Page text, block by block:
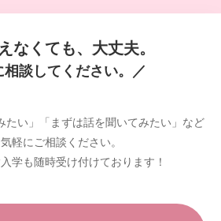
なくても、大丈夫。
相談してください。／
たい」「まずは話を聞いてみたい」など
軽にご相談ください。
学も随時受け付けております！